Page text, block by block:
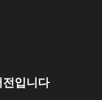
입니다